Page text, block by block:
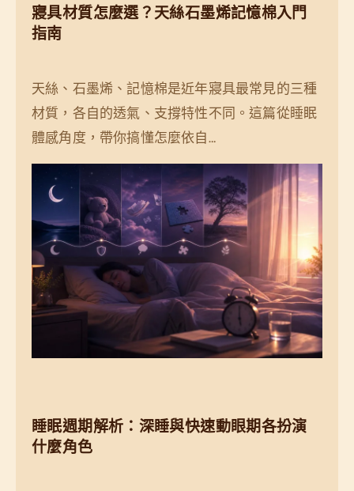
寢具材質怎麼選？天絲石墨烯記憶棉入門
指南
天絲、石墨烯、記憶棉是近年寢具最常見的三種
材質，各自的透氣、支撐特性不同。這篇從睡眠
體感角度，帶你搞懂怎麼依自…
睡眠週期解析：深睡與快速動眼期各扮演
什麼角色